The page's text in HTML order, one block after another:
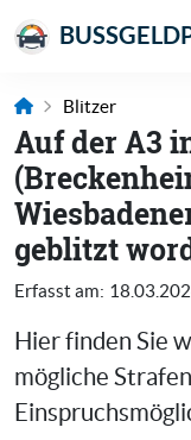
Blitzer
Auf der A3
geblitzt
Erfasst am:
Hier finden Sie
mögliche